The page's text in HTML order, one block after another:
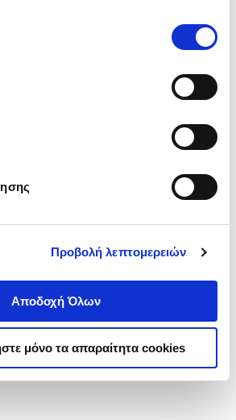
επιλέξετε από τα παρακάτω με την
΄΄και να ενημερωθείτε σχετικά με
Προβολή λεπτομερειών
Αποδοχή Όλων
μόνο τα απαραίτητα cookies